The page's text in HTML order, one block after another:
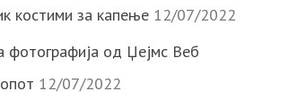
костими за капење 12/07/2022
фотографија од Џејмс Веб
12/07/2022